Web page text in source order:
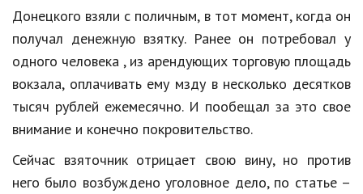
Недвижимость
Спорт и фитнес
Психология и отношения
Творчество и рукоделие
Разное
Работа и бизнес
Донецкого взяли с поличным, в тот момент, когда он
получал денежную взятку. Ранее он потребовал у
одного человека , из арендующих торговую площадь
вокзала, оплачивать ему мзду в несколько десятков
тысяч рублей ежемесячно. И пообещал за это свое
внимание и конечно покровительство.
Сейчас взяточник отрицает свою вину, но против
него было возбуждено уголовное дело, по статье –